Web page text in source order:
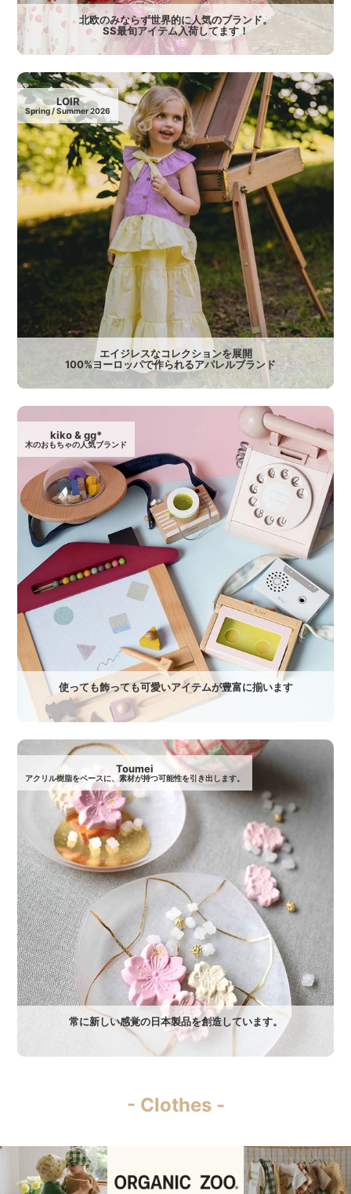
北欧のみならず世界的に人気のブランド。
SS最旬アイテム入荷してます！
LOIR
Spring / Summer 2026
エイジレスなコレクションを展開
100%ヨーロッパで作られるアパレルブランド
kiko & gg*
木のおもちゃの人気ブランド
使っても飾っても可愛いアイテムが豊富に揃います
Toumei
アクリル樹脂をベースに、素材が持つ可能性を引き出します。
常に新しい感覚の日本製品を創造しています。
- Clothes -